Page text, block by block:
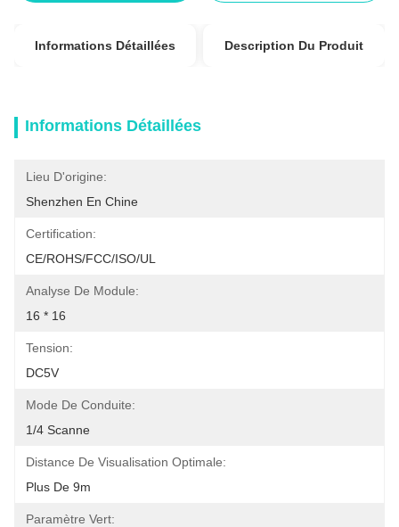
Informations Détaillées Description Du Produit
Informations Détaillées
Lieu D'origine:
Shenzhen En Chine
Certification:
CE/ROHS/FCC/ISO/UL
Analyse De Module:
16 * 16
Tension:
DC5V
Mode De Conduite:
1/4 Scanne
Distance De Visualisation Optimale:
Plus De 9m
Paramètre Vert: